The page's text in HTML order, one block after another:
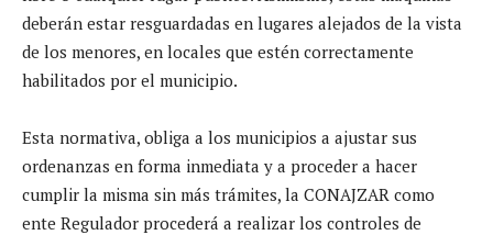
deberán estar resguardadas en lugares alejados de la vista
de los menores, en locales que estén correctamente
habilitados por el municipio.
Esta normativa, obliga a los municipios a ajustar sus
ordenanzas en forma inmediata y a proceder a hacer
cumplir la misma sin más trámites, la CONAJZAR como
ente Regulador procederá a realizar los controles de